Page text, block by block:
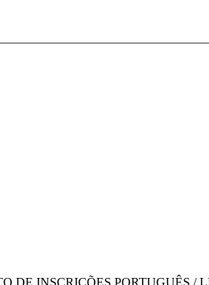
DE INSCRIÇÕES PORTUGUÊS /